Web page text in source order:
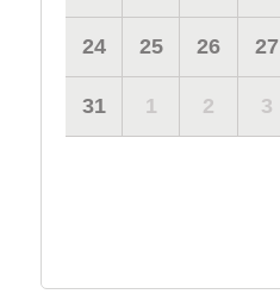
24 25 26 27
31 1 2 3